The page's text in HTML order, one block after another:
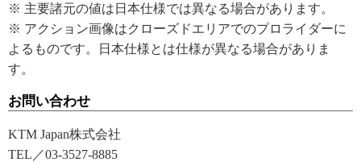
※ 主要諸元の値は日本仕様では異なる場合があります。
※ アクション画像はクローズドエリアでのプロライダーに
よるものです。日本仕様とは仕様が異なる場合がありま
す。
お問い合わせ
KTM Japan株式会社
TEL／03-3527-8885